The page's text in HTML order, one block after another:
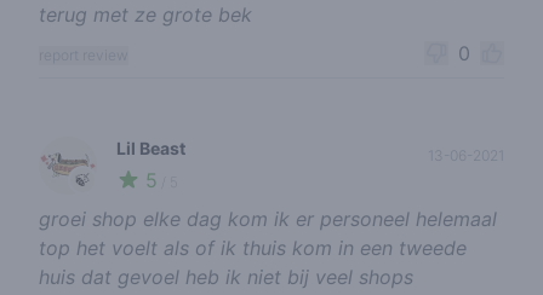
terug met ze grote bek
0
🍃
Lil Beast
5
13-06-2021
groei shop elke dag kom ik er personeel helemaal
top het voelt als of ik thuis kom in een tweede
huis dat gevoel heb ik niet bij veel shops